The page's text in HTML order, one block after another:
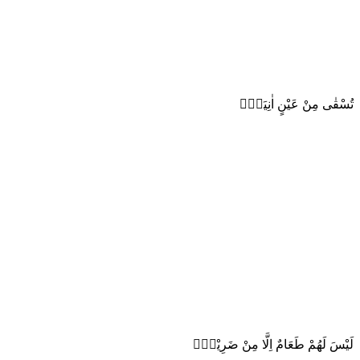
تُسْقٰى مِنْ عَيْنٍ اٰنِيَةٍۗ
لَيْسَ لَهُمْ طَعَامٌ اِلَّا مِنْ ضَرِيْعٍۙ